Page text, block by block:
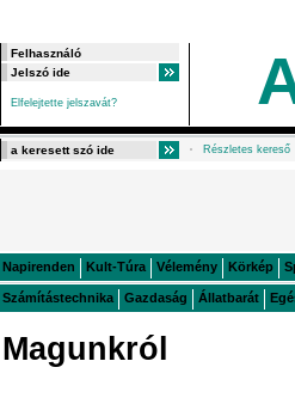
Elfelejtette jelszavát?
Részletes kereső
Napirenden Kult-Túra Vélemény Körkép
Számítástechnika Gazdaság Állatbarát
Magunkról